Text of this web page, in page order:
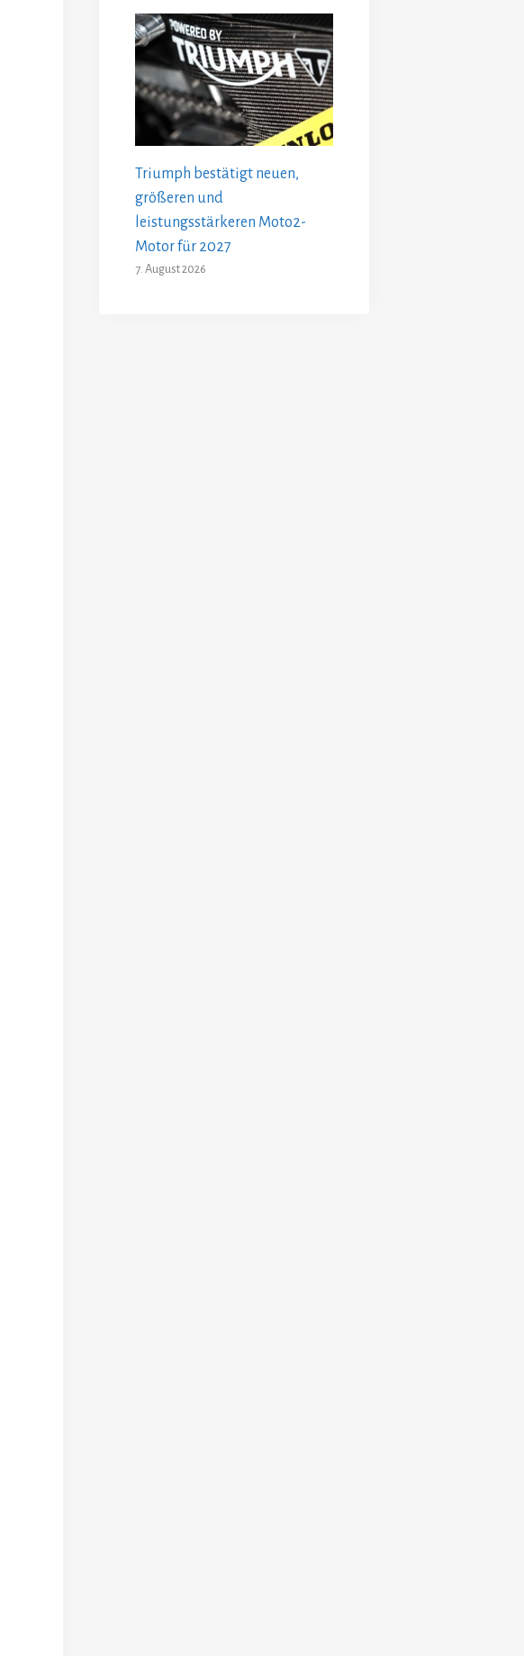
Triumph bestätigt neuen,
größeren und
leistungsstärkeren Moto2-
Motor für 2027
7. August 2026